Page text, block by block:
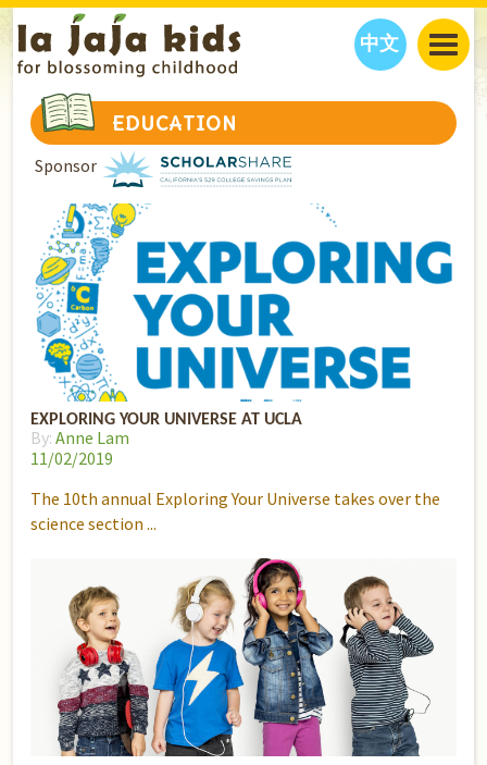
中文
BLOG
INTERVIEWS
CALENDAR
THINGS TO DO
JAJA’S PICKS
FAMILY WELLNESS
EDUCATION
ABOUT
OUR STORY
CONTACT US
PARTNERS
S HOP N OW
EDUCATION
Sponsor
EXPLORING YOUR UNIVERSE AT UCLA
By: Anne Lam
11/02/2019
The 10th annual Exploring Your Universe takes over the
science section